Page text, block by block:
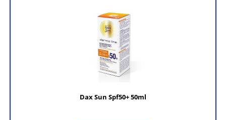
Dax Sun Spf50+ 50ml